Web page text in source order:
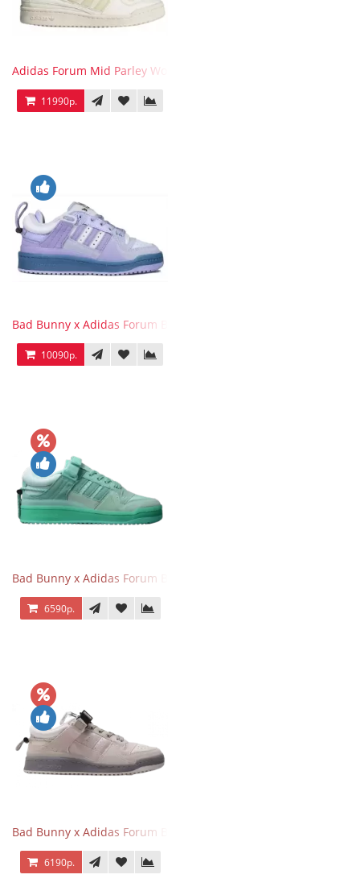
Adidas Forum Mid Parley Wonder White
11990р.
Bad Bunny x Adidas Forum Buckle Low Purple Blue
10090р.
Bad Bunny x Adidas Forum Buckle Low Mint Blue
6590р.
Bad Bunny x Adidas Forum Buckle Low Gray
6190р.